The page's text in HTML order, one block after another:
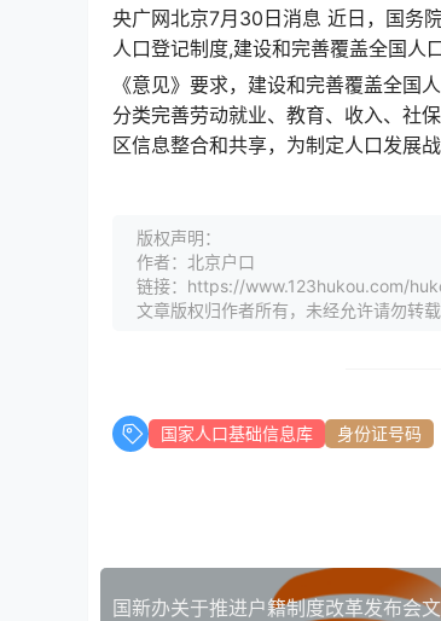
央广网北京7月30日消息 近日，国务
人口登记制度,建设和完善覆盖全国人
《意见》要求，建设和完善覆盖全国
分类完善劳动就业、教育、收入、社
区信息整合和共享，为制定人口发展
版权声明：
作者：北京户口
链接：https://www.123hukou.com/
文章版权归作者所有，未经允许请勿转载
国家人口基础信息库 身份证号码
国新办关于推进户籍制度改革发布会